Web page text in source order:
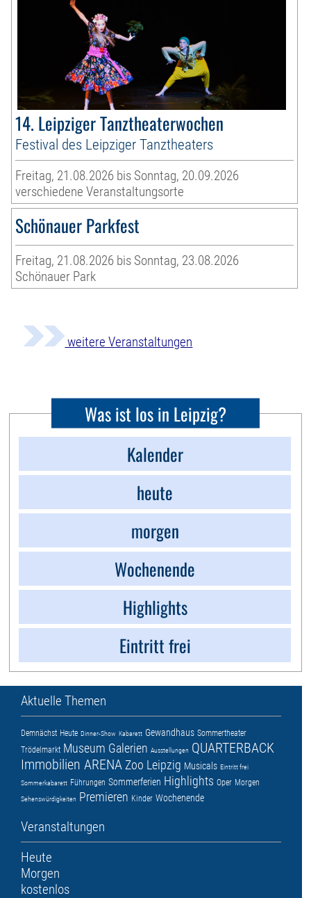
14. Leipziger Tanztheaterwochen
Festival des Leipziger Tanztheaters
Freitag, 21.08.2026 bis Sonntag, 20.09.2026
verschiedene Veranstaltungsorte
Schönauer Parkfest
Freitag, 21.08.2026 bis Sonntag, 23.08.2026
Schönauer Park
weitere Veranstaltungen
Was ist los in Leipzig?
Kalender
heute
morgen
Wochenende
Highlights
Eintritt frei
Aktuelle Themen
Demnächst Heute Dinner-Show Kabarett Gewandhaus Sommertheater
Trödelmarkt Museum Galerien Ausstellungen QUARTERBACK
Immobilien ARENAZoo Leipzig Musicals Eintritt frei
Sommerkabarett Führungen Sommerferien Highlights Oper Morgen
Sehenswürdigkeiten Premieren Kinder Wochenende
Veranstaltungen
Heute
Morgen
kostenlos